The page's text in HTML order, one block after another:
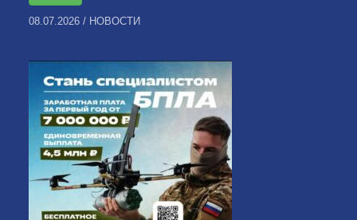
08.07.2026 / НОВОСТИ